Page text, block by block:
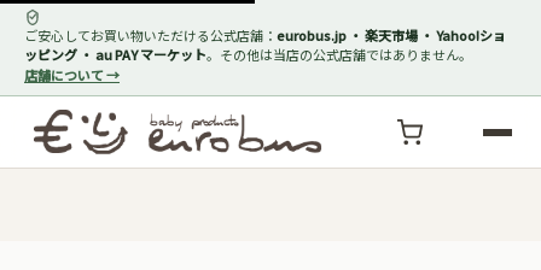
ご安心してお買い物いただける公式店舗： eurobus.jp ・ 楽天市場 ・ Yahoo!ショ
ッピング ・ au PAY マーケット。その他は当店の公式店舗ではありません。
店舗について →